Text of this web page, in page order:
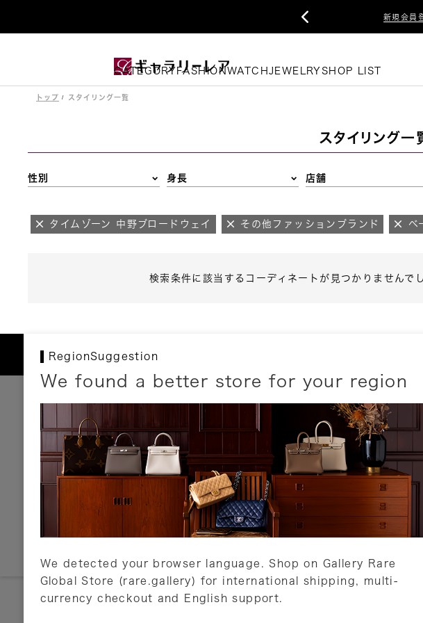
新規会員

CATEGORY FASHIONWATCHJEWELRY SHOP LIST
トップ スタイリング一覧
スタイリング一
性別 身長 店舗
タイムゾーン 中野ブロードウェイ その他ファッションブランド ベ
検索条件に該当するコーディネートが見つかりませんで
RegionSuggestion
We found a better store for your region
We detected your browser language. Shop on Gallery Rare
Global Store (rare.gallery) for international shipping, multi-
currency checkout and English support.
お支払いについて
以下のお支払方法が利用可能です。
クレジットカード
ショッピングローン
銀行振込・郵便振替
代金引換
Amazon Pay
PayPay
店頭支払い
詳しくはこちら
配送につい
配送業者：佐川急
ご注文確認（銀行
営業日以内のご出
が一出荷が遅れる
詳しくはこちら